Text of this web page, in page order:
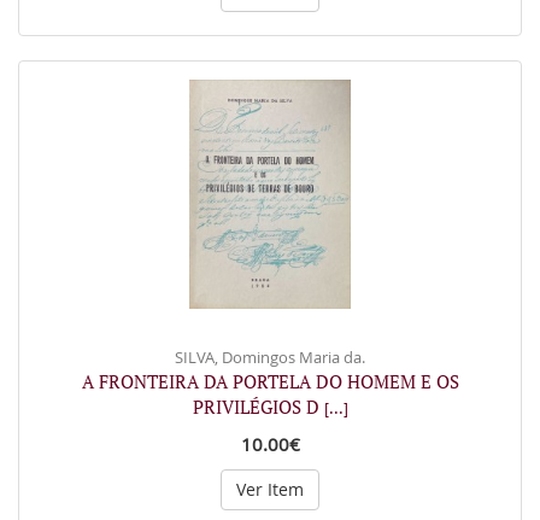
SILVA, Domingos Maria da.
A FRONTEIRA DA PORTELA DO HOMEM E OS
PRIVILÉGIOS D [...]
10.00€
Ver Item